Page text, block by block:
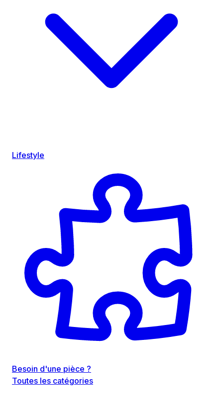
Lifestyle
Besoin d'une pièce ?
Toutes les catégories